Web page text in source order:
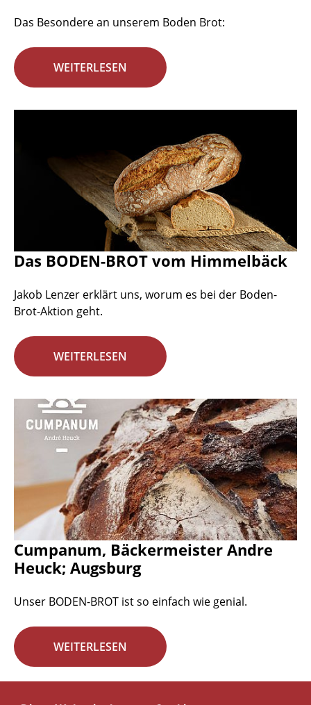
Das Besondere an unserem Boden Brot:
WEITERLESEN
Das BODEN-BROT vom Himmelbäck
Jakob Lenzer erklärt uns, worum es bei der Boden-
Brot-Aktion geht.
WEITERLESEN
Cumpanum, Bäckermeister Andre
Heuck; Augsburg
Unser BODEN-BROT ist so einfach wie genial.
WEITERLESEN